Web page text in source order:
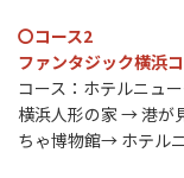
〇コース2
ファンタジック横浜コ
コース：ホテルニュ
横浜人形の家 → 港が
ちゃ博物館→ ホテル